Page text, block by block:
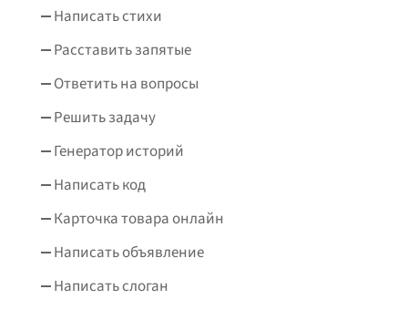
Написать стихи
Расставить запятые
Ответить на вопросы
Решить задачу
Генератор историй
Написать код
Карточка товара онлайн
Написать объявление
Написать слоган